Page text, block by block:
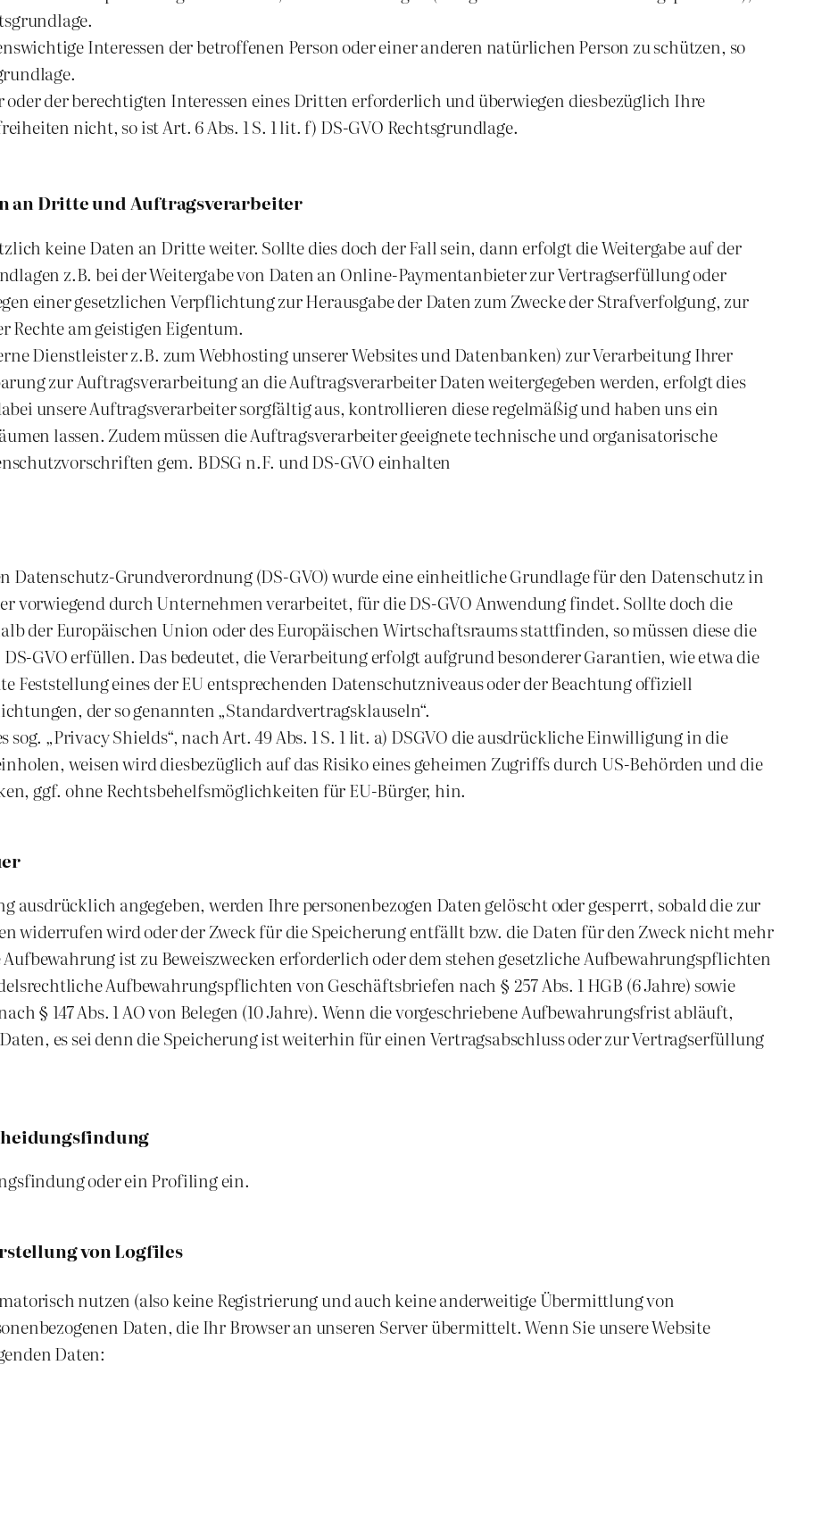
Interessen der betroffenen Person oder einer anderen natürlichen Person zu schützen, so
der berechtigten Interessen eines Dritten erforderlich und überwiegen diesbezüglich Ihre
nicht, so ist Art. 6 Abs. 1 S. 1 lit. f) DS-GVO Rechtsgrundlage.
an Dritte und Auftragsverarbeiter
keine Daten an Dritte weiter. Sollte dies doch der Fall sein, dann erfolgt die Weitergabe auf der
z.B. bei der Weitergabe von Daten an Online-Paymentanbieter zur Vertragserfüllung oder
einer gesetzlichen Verpflichtung zur Herausgabe der Daten zum Zwecke der Strafverfolgung, zur
Rechte am geistigen Eigentum.
Dienstleister z.B. zum Webhosting unserer Websites und Datenbanken) zur Verarbeitung Ihrer
zur Auftragsverarbeitung an die Auftragsverarbeiter Daten weitergegeben werden, erfolgt dies
unsere Auftragsverarbeiter sorgfältig aus, kontrollieren diese regelmäßig und haben uns ein
lassen. Zudem müssen die Auftragsverarbeiter geeignete technische und organisatorische
gem. BDSG n.F. und DS-GVO einhalten
Datenschutz-Grundverordnung (DS-GVO) wurde eine einheitliche Grundlage für den Datenschutz in
vorwiegend durch Unternehmen verarbeitet, für die DS-GVO Anwendung findet. Sollte doch die
der Europäischen Union oder des Europäischen Wirtschaftsraums stattfinden, so müssen diese die
GVO erfüllen. Das bedeutet, die Verarbeitung erfolgt aufgrund besonderer Garantien, wie etwa die
eines der EU entsprechenden Datenschutzniveaus oder der Beachtung offiziell
der so genannten „Standardvertragsklauseln“.
„Privacy Shields“, nach Art. 49 Abs. 1 S. 1 lit. a) DSGVO die ausdrückliche Einwilligung in die
weisen wird diesbezüglich auf das Risiko eines geheimen Zugriffs durch US-Behörden und die
ggf. ohne Rechtsbehelfsmöglichkeiten für EU-Bürger, hin.
angegeben, werden Ihre personenbezogen Daten gelöscht oder gesperrt, sobald die zur
widerrufen wird oder der Zweck für die Speicherung entfällt bzw. die Daten für den Zweck nicht mehr
ist zu Beweiszwecken erforderlich oder dem stehen gesetzliche Aufbewahrungspflichten
Aufbewahrungspflichten von Geschäftsbriefen nach § 257 Abs. 1 HGB (6 Jahre) sowie
§ 147 Abs. 1 AO von Belegen (10 Jahre). Wenn die vorgeschriebene Aufbewahrungsfrist abläuft,
es sei denn die Speicherung ist weiterhin für einen Vertragsabschluss oder zur Vertragserfüllung
oder ein Profiling ein.
von Logfiles
nutzen (also keine Registrierung und auch keine anderweitige Übermittlung von
Daten, die Ihr Browser an unseren Server übermittelt. Wenn Sie unsere Website
Daten: